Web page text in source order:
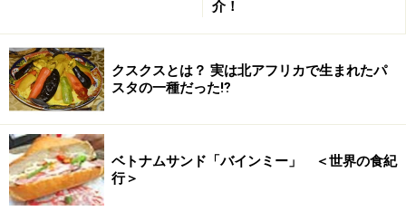
臭みやクセが少ないタイプの異国料理という感じで、家
にある残り物の野菜を入れても十分楽しめそう！ お店ク
オリティーの味わいに感動する逸品です。
2. 「素材を生かしたカレー プラウンモイリ
ー（海老のココナッツカレー）」350円
介！
クスクスとは？ 実は北アフリカで生まれたパ
スタの一種だった⁉
ベトナムサンド「バインミー」 ＜世界の食紀
行＞